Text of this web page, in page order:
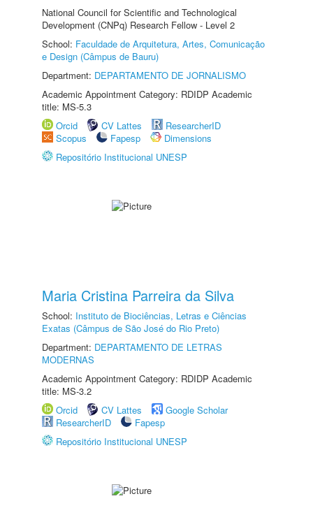
National Council for Scientific and Technological
Development (CNPq) Research Fellow - Level 2
School: Faculdade de Arquitetura, Artes, Comunicação
e Design (Câmpus de Bauru)
Department: DEPARTAMENTO DE JORNALISMO
Academic Appointment Category: RDIDP Academic
title: MS-5.3
Orcid
CV Lattes
ResearcherID
Scopus
Fapesp
Dimensions
Repositório Institucional UNESP
Maria Cristina Parreira da Silva
School: Instituto de Biociências, Letras e Ciências
Exatas (Câmpus de São José do Rio Preto)
Department: DEPARTAMENTO DE LETRAS
MODERNAS
Academic Appointment Category: RDIDP Academic
title: MS-3.2
Orcid
CV Lattes
Google Scholar
ResearcherID
Fapesp
Repositório Institucional UNESP